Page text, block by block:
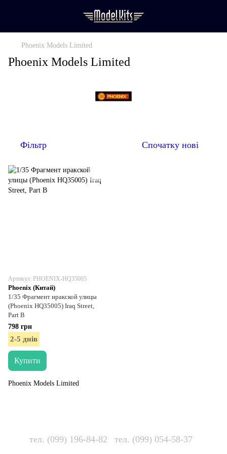
Phoenix Models Limited
Phoenix Models Limited
Фільтр Спочатку нові
Артикул: PHOENIX-HQ35005
Phoenix (Китай)
1/35 Фрагмент иракской улицы
(Phoenix HQ35005) Iraq Street,
Part B
798 грн
2-5 днів
Купити
Phoenix Models Limited
тел. (099) 196-84-82 тел. (099) 054-58-37